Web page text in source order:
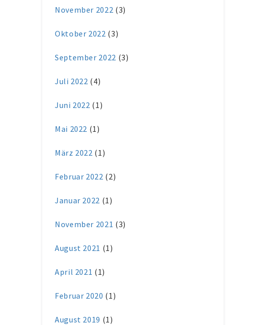
November 2022 (3)
Oktober 2022 (3)
September 2022 (3)
Juli 2022 (4)
Juni 2022 (1)
Mai 2022 (1)
März 2022 (1)
Februar 2022 (2)
Januar 2022 (1)
November 2021 (3)
August 2021 (1)
April 2021 (1)
Februar 2020 (1)
August 2019 (1)